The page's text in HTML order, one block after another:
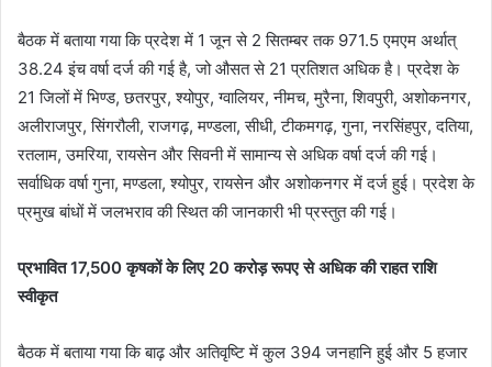
बैठक में बताया गया कि प्रदेश में 1 जून से 2 सितम्बर तक 971.5 एमएम अर्थात्
38.24 इंच वर्षा दर्ज की गई है, जो औसत से 21 प्रतिशत अधिक है। प्रदेश के
21 जिलों में भिण्ड, छतरपुर, श्योपुर, ग्वालियर, नीमच, मुरैना, शिवपुरी, अशोकनगर,
अलीराजपुर, सिंगरौली, राजगढ़, मण्डला, सीधी, टीकमगढ़, गुना, नरसिंहपुर, दतिया,
रतलाम, उमरिया, रायसेन और सिवनी में सामान्य से अधिक वर्षा दर्ज की गई।
सर्वाधिक वर्षा गुना, मण्डला, श्योपुर, रायसेन और अशोकनगर में दर्ज हुई। प्रदेश के
प्रमुख बांधों में जलभराव की स्थित की जानकारी भी प्रस्तुत की गई।
प्रभावित 17,500 कृषकों के लिए 20 करोड़ रूपए से अधिक की राहत राशि
स्वीकृत
बैठक में बताया गया कि बाढ़ और अतिवृष्टि में कुल 394 जनहानि हुई और 5 हजार